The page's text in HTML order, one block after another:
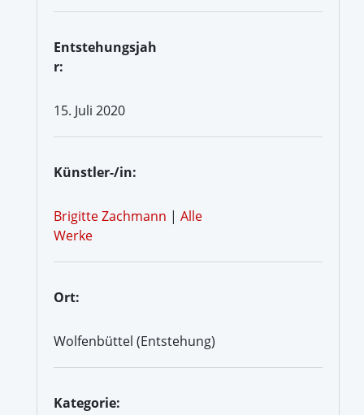
Entstehungsjah
r:
15. Juli 2020
Künstler-/in:
Brigitte Zachmann | Alle
Werke
Ort:
Wolfenbüttel (Entstehung)
Kategorie: